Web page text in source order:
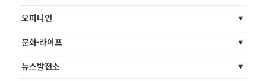
오피니언
문화·라이프
뉴스발전소